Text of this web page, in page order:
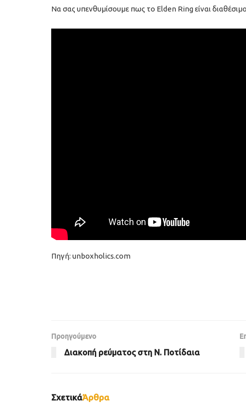
Να σας υπενθυμίσουμε πως το Elden Ring είναι
Πηγή: unboxholics.com
Προηγούμενο
Διακοπή ρεύματος στη Ν. Ποτίδαια
ΣχετικάΆρθρα